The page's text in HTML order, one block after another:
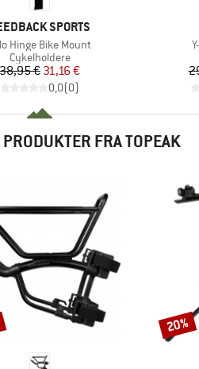
SPORTS
Hinge Bike Mount
Produktgruppe
Cykelholdere
Pris
38,95 €Nedsat pris
31,16 €
0,0(0)
FRA TOPEAK
Rabat
20%